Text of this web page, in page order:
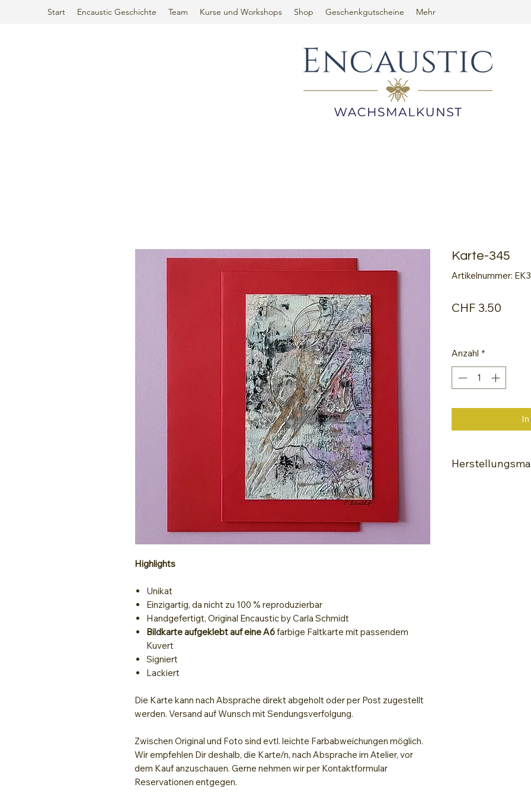
Start Encaustic Geschichte Team Kurse und Workshops Shop Geschenkgutscheine Mehr
Highlights
Unikat
Einzigartig, da nicht zu 100 % reproduzierbar
Handgefertigt, Original Encaustic by Carla Schmidt
Bildkarte aufgeklebt auf eine A6farbige Faltkarte mit passendem
Kuvert
Signiert
Lackiert
Die Karte kann nach Absprache direkt abgeholt oder per Post zugestellt
werden. Versand auf Wunsch mit Sendungsverfolgung.
Zwischen Original und Foto sind evtl. leichte Farbabweichungen möglich.
Wir empfehlen Dir deshalb, die Karte/n, nach Absprache im Atelier, vor
dem Kauf anzuschauen. Gerne nehmen wir per Kontaktformular
Reservationen entgegen.
Karte-345
Artikelnummer:
CHF 3.50
Anzahl *